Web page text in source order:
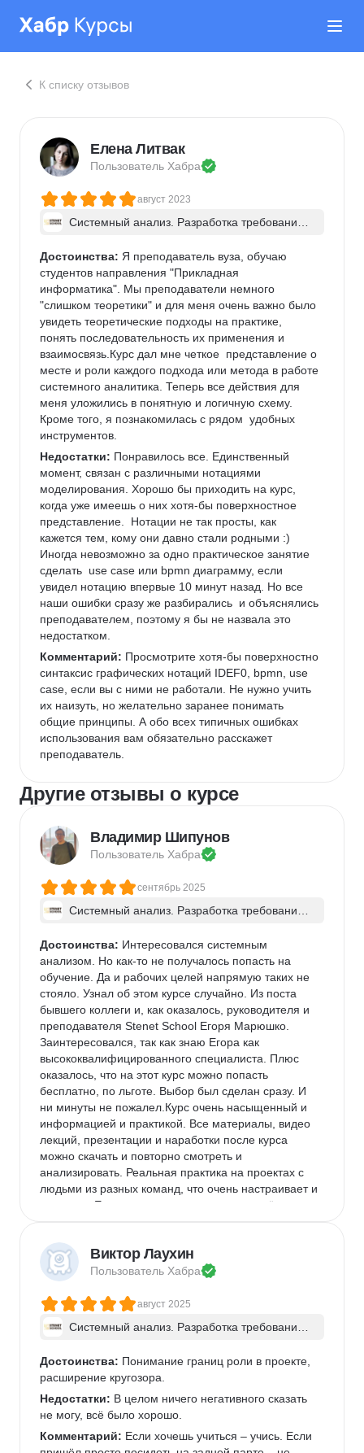
К списку отзывов
Елена Литвак
Пользователь Хабра
август 2023
Системный анализ. Разработка требований
нты - в группе
Достоинства: Я преподаватель вуза, обучаю
студентов направления "Прикладная
информатика". Мы преподаватели немного
"слишком теоретики" и для меня очень важно было
увидеть теоретические подходы на практике,
понять последовательность их применения и
взаимосвязь.Курс дал мне четкое  представление о
месте и роли каждого подхода или метода в работе
системного аналитика. Теперь все действия для
меня уложились в понятную и логичную схему.
Кроме того, я познакомилась с рядом  удобных
инструментов.
Недостатки: Понравилось все. Единственный
момент, связан с различными нотациями
моделирования. Хорошо бы приходить на курс,
когда уже имеешь о них хотя-бы поверхностное
представление.  Нотации не так просты, как
кажется тем, кому они давно стали родными :)
Иногда невозможно за одно практическое занятие
сделать  use case или bpmn диаграмму, если
увидел нотацию впервые 10 минут назад. Но все
наши ошибки сразу же разбирались  и объяснялись
преподавателем, поэтому я бы не назвала это
недостатком.
Комментарий: Просмотрите хотя-бы поверхностно
синтаксис графических нотаций IDEF0, bpmn, use
case, если вы с ними не работали. Не нужно учить
их наизуть, но желательно заранее понимать
общие принципы. А обо всех типичных ошибках
использования вам обязательно расскажет
преподаватель.
Другие отзывы о курсе
Владимир Шипунов
Пользователь Хабра
сентябрь 2025
Системный анализ. Разработка требований
нты - в группе
Достоинства: Интересовался системным
анализом. Но как-то не получалось попасть на
обучение. Да и рабочих целей напрямую таких не
стояло. Узнал об этом курсе случайно. Из поста
бывшего коллеги и, как оказалось, руководителя и
преподавателя Stenet School Егоря Марюшко.
Заинтересовался, так как знаю Егора как
высококвалифицированного специалиста. Плюс
оказалось, что на этот курс можно попасть
бесплатно, по льготе. Выбор был сделан сразу. И
ни минуты не пожалел.Курс очень насыщенный и
информацией и практикой. Все материалы, видео
лекций, презентации и наработки после курса
можно скачать и повторно смотреть и
анализировать. Реальная практика на проектах с
людьми из разных команд, что очень настраивает и
помогает. Егор очень хорошо и понятно всё
Недостатки: Понравилось в принципе всё. Очень
маленький минус может быть за долгий разбор
Видно ошибки свои и чужие, возможность их
исправить и отзыв преподавателя, что улучшить.
новичков. Всё таки надо иметь какой-то небольшой
опыт работы в IT и рабочий бекграунд.
Виктор Лаухин
Пользователь Хабра
август 2025
Системный анализ. Разработка требований
нты - в группе
Достоинства: Понимание границ роли в проекте,
расширение кругозора.
Недостатки: В целом ничего негативного сказать
не могу, всё было хорошо.
Комментарий: Если хочешь учиться – учись. Если